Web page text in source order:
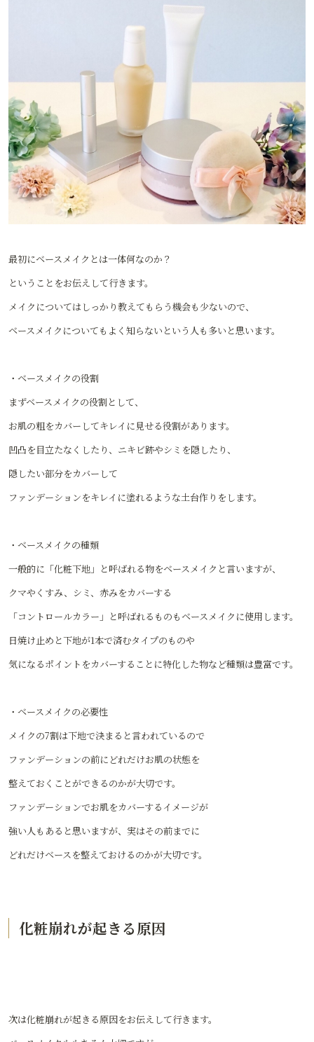
最初にベースメイクとは一体何なのか？
ということをお伝えして行きます。
メイクについてはしっかり教えてもらう機会も少ないので、
ベースメイクについてもよく知らないという人も多いと思います。
・ベースメイクの役割
まずベースメイクの役割として、
お肌の粗をカバーしてキレイに見せる役割があります。
凹凸を目立たなくしたり、ニキビ跡やシミを隠したり、
隠したい部分をカバーして
ファンデーションをキレイに塗れるような土台作りをします。
・ベースメイクの種類
一般的に「化粧下地」と呼ばれる物をベースメイクと言いますが、
クマやくすみ、シミ、赤みをカバーする
「コントロールカラー」と呼ばれるものもベースメイクに使用します。
日焼け止めと下地が1本で済むタイプのものや
気になるポイントをカバーすることに特化した物など種類は豊富です。
・ベースメイクの必要性
メイクの7割は下地で決まると言われているので
ファンデーションの前にどれだけお肌の状態を
整えておくことができるのかが大切です。
ファンデーションでお肌をカバーするイメージが
強い人もあると思いますが、実はその前までに
どれだけベースを整えておけるのかが大切です。
化粧崩れが起きる原因
次は化粧崩れが起きる原因をお伝えして行きます。